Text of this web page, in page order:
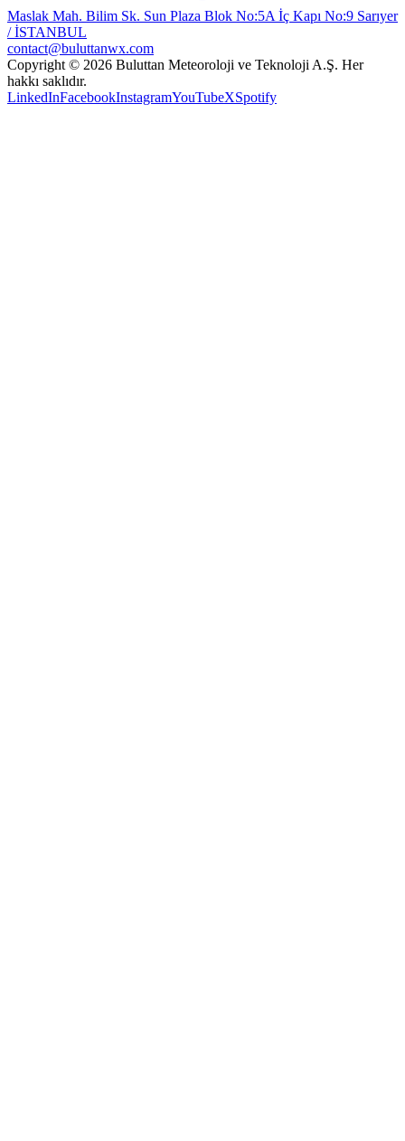
Maslak Mah. Bilim Sk. Sun Plaza Blok No:5A İç Kapı No:9 Sarıyer
/ İSTANBUL
contact@buluttanwx.com
Copyright © 2026 Buluttan Meteoroloji ve Teknoloji A.Ş. Her
hakkı saklıdır.
LinkedInFacebookInstagramYouTubeXSpotify